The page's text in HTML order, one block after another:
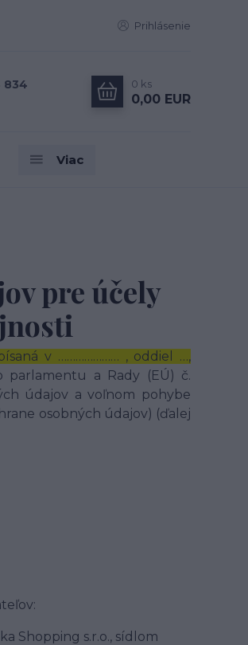
Prihlásenie
834 0 ks
0,00 EUR
Viac
pre účely
v ………………… , oddiel …,
parlamentu a Rady (EÚ) č.
údajov a voľnom pohybe
osobných údajov) (ďalej
Shopping s.r.o., sídlom